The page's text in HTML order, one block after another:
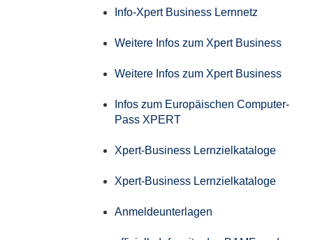
Info-Xpert Business Lernnetz
Weitere Infos zum Xpert Business
Weitere Infos zum Xpert Business
Infos zum Europäischen Computer-
Pass XPERT
Xpert-Business Lernzielkataloge
Xpert-Business Lernzielkataloge
Anmeldeunterlagen